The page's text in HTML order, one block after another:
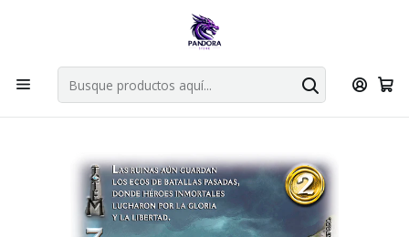
Por compras en cartas singles superiores a 49.990 el envio es
Explorar singles
Inicio Juegos de cartas TCG Mitos y Leyendas TCG
Singles Primer Bloque MYL Totem